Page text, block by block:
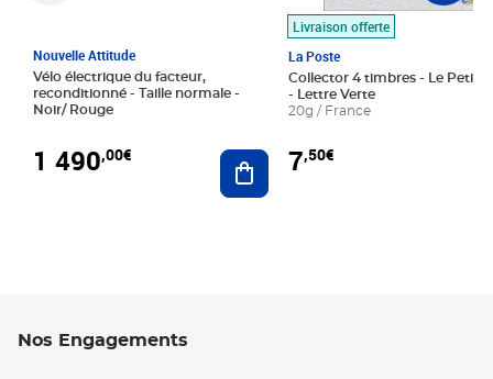
Nouvelle Attitude
Vélo électrique du facteur,
reconditionné - Taille normale -
Noir/ Rouge
1 490,00€ Ajouter au panier
Livraison offerte
La Poste
Collector 4 timbres - Le Petit
- Lettre Verte
20g / France
7,50€
Nos Engagements